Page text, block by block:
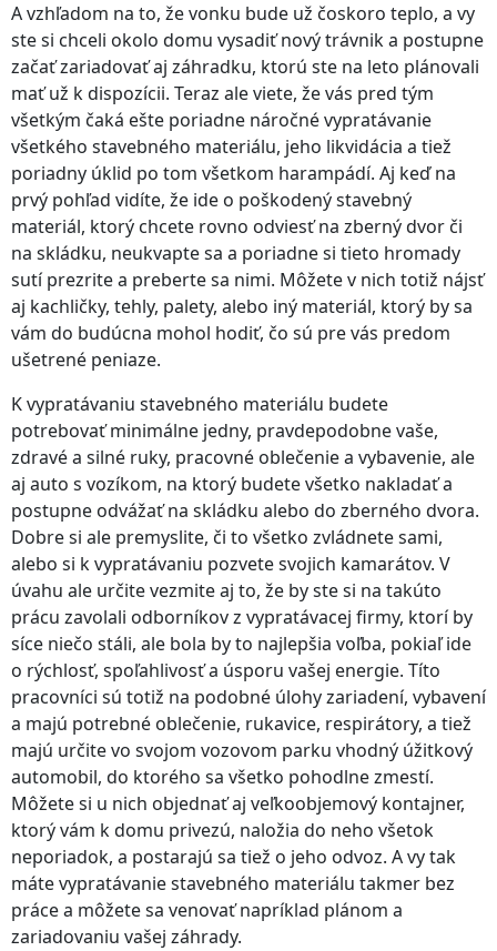
A vzhľadom na to, že vonku bude už čoskoro teplo, a vy
ste si chceli okolo domu vysadiť nový trávnik a postupne
začať zariadovať aj záhradku, ktorú ste na leto plánovali
mať už k dispozícii. Teraz ale viete, že vás pred tým
všetkým čaká ešte poriadne náročné vypratávanie
všetkého stavebného materiálu, jeho likvidácia a tiež
poriadny úklid po tom všetkom harampádí. Aj keď na
prvý pohľad vidíte, že ide o poškodený stavebný
materiál, ktorý chcete rovno odviesť na zberný dvor či
na skládku, neukvapte sa a poriadne si tieto hromady
sutí prezrite a preberte sa nimi. Môžete v nich totiž nájsť
aj kachličky, tehly, palety, alebo iný materiál, ktorý by sa
vám do budúcna mohol hodiť, čo sú pre vás predom
ušetrené peniaze.
K vypratávaniu stavebného materiálu budete
potrebovať minimálne jedny, pravdepodobne vaše,
zdravé a silné ruky, pracovné oblečenie a vybavenie, ale
aj auto s vozíkom, na ktorý budete všetko nakladať a
postupne odvážať na skládku alebo do zberného dvora.
Dobre si ale premyslite, či to všetko zvládnete sami,
alebo si k vypratávaniu pozvete svojich kamarátov. V
úvahu ale určite vezmite aj to, že by ste si na takúto
prácu zavolali odborníkov z vypratávacej firmy, ktorí by
síce niečo stáli, ale bola by to najlepšia voľba, pokiaľ ide
o rýchlosť, spoľahlivosť a úsporu vašej energie. Títo
pracovníci sú totiž na podobné úlohy zariadení, vybavení
a majú potrebné oblečenie, rukavice, respirátory, a tiež
majú určite vo svojom vozovom parku vhodný úžitkový
automobil, do ktorého sa všetko pohodlne zmestí.
Môžete si u nich objednať aj veľkoobjemový kontajner,
ktorý vám k domu privezú, naložia do neho všetok
neporiadok, a postarajú sa tiež o jeho odvoz. A vy tak
máte vypratávanie stavebného materiálu takmer bez
práce a môžete sa venovať napríklad plánom a
zariadovaniu vašej záhrady.